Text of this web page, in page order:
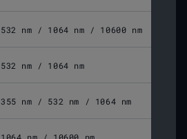
532 nm / 1064 nm / 10600 nm
532 nm / 1064 nm
355 nm / 532 nm / 1064 nm